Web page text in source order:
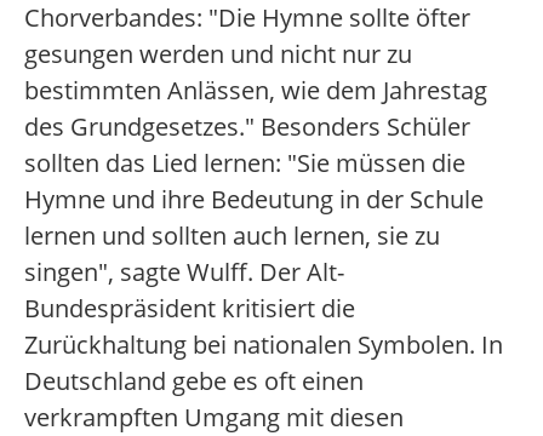
Chorverbandes: "Die Hymne sollte öfter
gesungen werden und nicht nur zu
bestimmten Anlässen, wie dem Jahrestag
des Grundgesetzes." Besonders Schüler
sollten das Lied lernen: "Sie müssen die
Hymne und ihre Bedeutung in der Schule
lernen und sollten auch lernen, sie zu
singen", sagte Wulff. Der Alt-
Bundespräsident kritisiert die
Zurückhaltung bei nationalen Symbolen. In
Deutschland gebe es oft einen
verkrampften Umgang mit diesen